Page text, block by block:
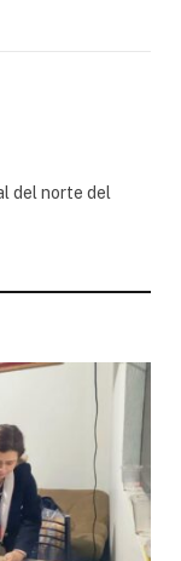
del norte del